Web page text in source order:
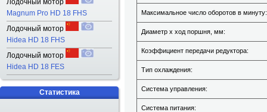
Максимальное число оборотов в минуту:
Диаметр х ход поршня, мм:
Коэффициент передачи редуктора:
Тип охлаждения:
Система управления:
Система питания:
Лодочный мотор
Magnum Pro HD 18 FHS
Лодочный мотор
Hidea HD 18 FHS
Лодочный мотор
Hidea HD 18 FES
Статистика